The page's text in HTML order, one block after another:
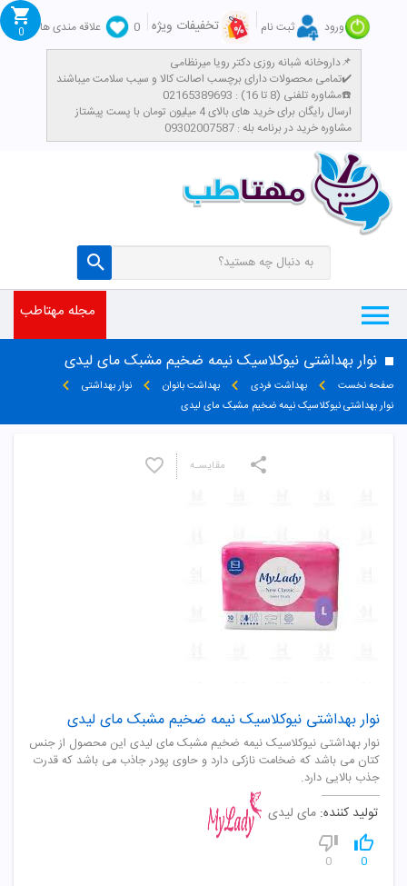
ورود ثبت نام تخفیفات ویژه 0
علاقه مندی ها
داروخانه شبانه روزی دکتر رویا میرنظامی📌
تمامی محصولات دارای برچسب اصالت کالا و سیب سلامت میباشند✔️
مشاوره تلفنی (8 تا 16) : 02165389693☎️
​ارسال رایگان برای خرید های بالای 4 میلیون تومان با پست پیشتاز
مشاوره خرید در برنامه بله : 09302007587
0
مجله مهتاطب
نوار بهداشتی نیوکلاسیک نیمه ضخیم مشبک مای لیدی
صفحه نخست بهداشت فردی بهداشت بانوان
نوار بهداشتی
نوار بهداشتی نیوکلاسیک نیمه ضخیم مشبک مای لیدی
نوار بهداشتی نیوکلاسیک نیمه ضخیم مشبک مای لیدی
نوار بهداشتی نیوکلاسیک نیمه ضخیم مشبک مای لیدی این محصول از جنس
کتان می باشد که ضخامت نازکی دارد و حاوی پودر جاذب می باشد که قدرت
جذب بالایی دارد.
تولید کننده: مای لیدی
0
0
مقایسـه